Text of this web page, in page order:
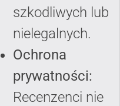
szkodliwych lub
nielegalnych.
Ochrona
prywatności:
Recenzenci nie